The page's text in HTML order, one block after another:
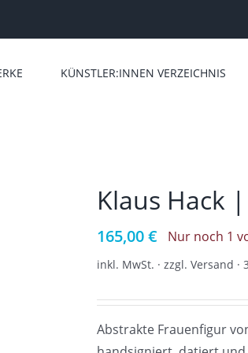
KÜNSTLER:INNEN VERZEICHNIS
Klaus Hack
165,00€ Nur noch 1
inkl. MwSt. · zzgl. Versand ·
Abstrakte Frauenfigur